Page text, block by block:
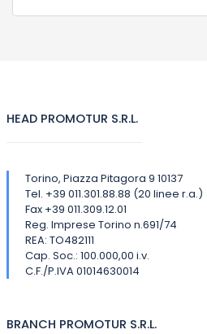
HEAD PROMOTUR S.R.L.
Torino, Piazza Pitagora 9 10137
Tel. +39 011.301.88.88 (20 linee r.a.)
Fax +39 011.309.12.01
Reg. Imprese Torino n.691/74
REA: TO482111
Cap. Soc.: 100.000,00 i.v.
C.F./P.IVA 01014630014
BRANCH PROMOTUR S.R.L.